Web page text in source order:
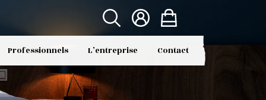
Professionnels L’entreprise Contact